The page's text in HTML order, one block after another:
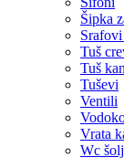
Šipka
Tuš
Tuš
Tuševi
Ventili
Vrata
Wc